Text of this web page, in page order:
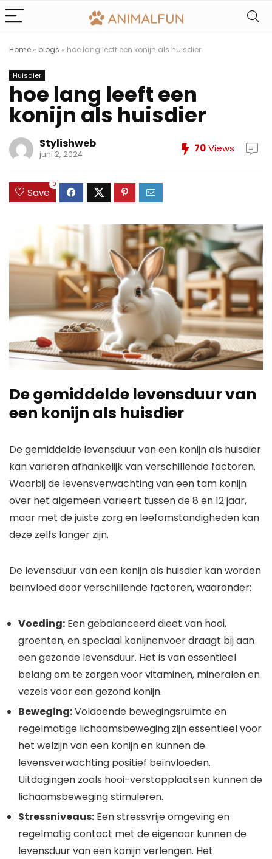
Home » blogs » hoe lang leeft een konijn als huisdier
Huisdier
hoe lang leeft een
konijn als huisdier
Stylishweb
juni 2, 2024 70Views
Save
0
De gemiddelde levensduur van
een konijn als huisdier
De gemiddelde levensduur van een konijn als huisdier
kan variëren afhankelijk van verschillende factoren.
Waarbij de levensverwachting van een tam konijn
over het algemeen varieert tussen de 8 en 12 jaar,
maar met de juiste zorg en leefomstandigheden kan
deze zelfs langer zijn.
De levensduur van een konijn als huisdier kan worden
beïnvloed door verschillende factoren, waaronder:
Voeding: Een gebalanceerd dieet van hooi,
groenten, en speciaal konijnenvoer draagt bij aan
een gezonde levensduur. Het is van essentieel
belang om te zorgen voor vitaminen, mineralen en
vezels voor een gezond konijn.
Beweging:Voldoende bewegingsruimte en
regelmatige lichaamsbeweging zijn essentieel voor
het welzijn van een konijn en kunnen de
levensverwachting positief beïnvloeden.
Uitdagingen zoals hooi-verstopplaatsen kunnen de
lichaamsbeweging stimuleren.
Stressniveaus: Een stressvrije omgeving en
regelmatig contact met de eigenaar kunnen de
levensduur van een konijn verlengen. Het